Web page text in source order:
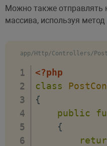
Можно также отправлять
массива, используя метод
app/Http/Controllers/
<?php
class
{
public
{